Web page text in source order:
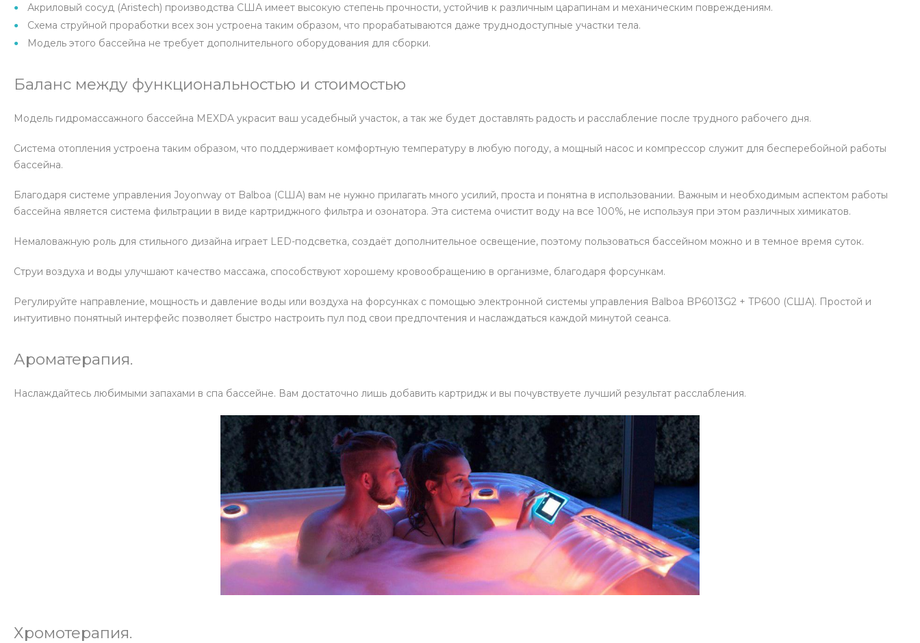
Акриловый сосуд (Aristech) производства США имеет высокую степень прочности, устойчив к различным царапинам и механическим повреждениям.
Схема струйной проработки всех зон устроена таким образом, что прорабатываются даже труднодоступные участки тела.
Модель этого бассейна не требует дополнительного оборудования для сборки.
Баланс между функциональностью и стоимостью
Модель гидромассажного бассейна MEXDA украсит ваш усадебный участок, а так же будет доставлять радость и расслабление после трудного рабочего дня.
Система отопления устроена таким образом, что поддерживает комфортную температуру в любую погоду, а мощный насос и компрессор служит для бесперебойной работы
бассейна.
Благодаря системе управления Joyonway от Balboa (США) вам не нужно прилагать много усилий, проста и понятна в использовании. Важным и необходимым аспектом работы
бассейна является система фильтрации в виде картриджного фильтра и озонатора. Эта система очистит воду на все 100%, не используя при этом различных химикатов.
Немаловажную роль для стильного дизайна играет LED-подсветка, создаёт дополнительное освещение, поэтому пользоваться бассейном можно и в темное время суток.
Струи воздуха и воды улучшают качество массажа, способствуют хорошему кровообращению в организме, благодаря форсункам.
Регулируйте направление, мощность и давление воды или воздуха на форсунках с помощью электронной системы управления Balboa BP6013G2 + TP600 (США). Простой и
интуитивно понятный интерфейс позволяет быстро настроить пул под свои предпочтения и наслаждаться каждой минутой сеанса.
Ароматерапия.
Наслаждайтесь любимыми запахами в спа бассейне. Вам достаточно лишь добавить картридж и вы почувствуете лучший результат расслабления.
Хромотерапия.